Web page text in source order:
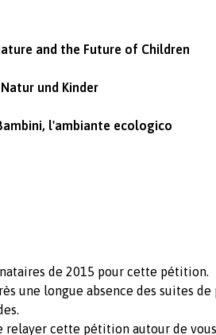
and the Future of Children
und Kinder
l'ambiante ecologico
de 2015 pour cette pétition.
une longue absence des suites
relayer cette pétition autour de